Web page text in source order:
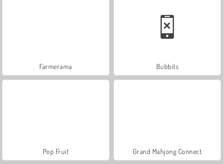
Farmerama Bubbits
Pop Fruit Grand Mahjong Connect